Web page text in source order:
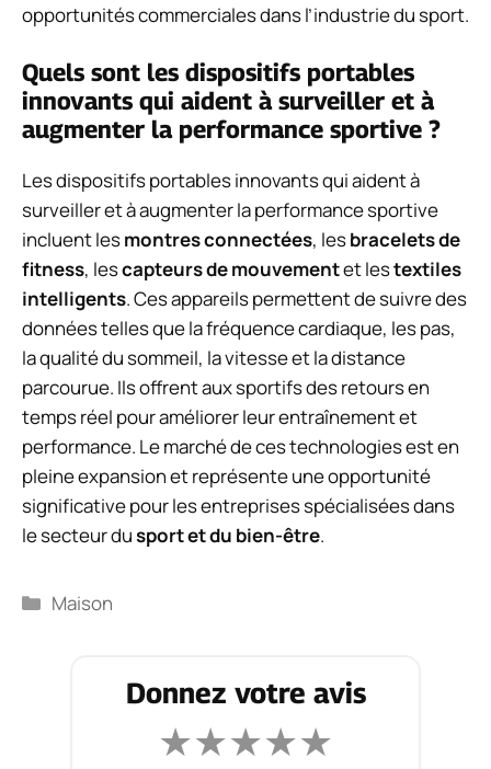
opportunités commerciales dans l’industrie du sport.
Quels sont les dispositifs portables
innovants qui aident à surveiller et à
augmenter la performance sportive ?
Les dispositifs portables innovants qui aident à
surveiller et à augmenter la performance sportive
incluent lesmontres connectées, lesbracelets de
fitness, lescapteurs de mouvementet lestextiles
intelligents. Ces appareils permettent de suivre des
données telles que la fréquence cardiaque, les pas,
la qualité du sommeil, la vitesse et la distance
parcourue. Ils offrent aux sportifs des retours en
temps réel pour améliorer leur entraînement et
performance. Le marché de ces technologies est en
pleine expansion et représente une opportunité
significative pour les entreprises spécialisées dans
le secteur dusport et du bien-être.
Catégories
Maison
Donnez votre avis
★★★★★